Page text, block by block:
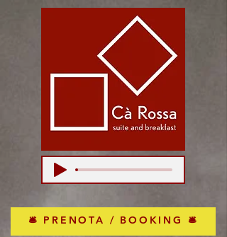
🛎 PRENOTA / BOOKING 🛎